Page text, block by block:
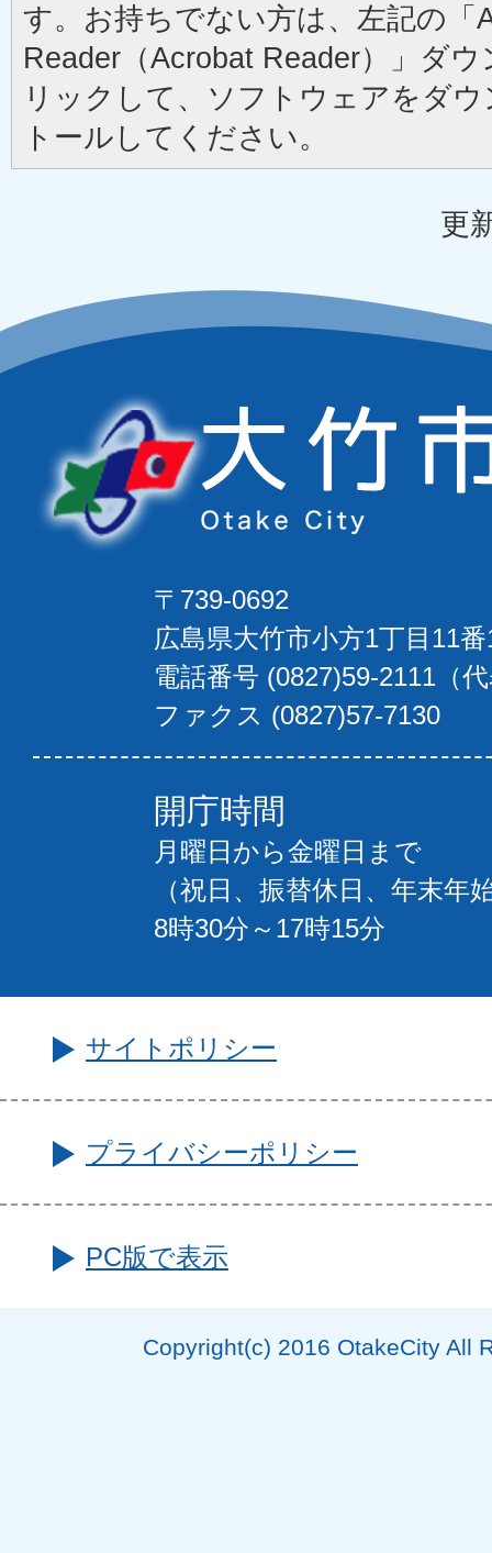
す。お持ちでない方は、左記の「
Reader（Acrobat Reader）」ダ
リックして、ソフトウェアをダ
トールしてください。
更
〒739-0692
広島県大竹市小方1丁目11
電話番号 (0827)59-2111（
ファクス (0827)57-7130
開庁時間
月曜日から金曜日まで
（祝日、振替休日、年末年
8時30分～17時15分
サイトポリシー
プライバシーポリシー
PC版で表示
Copyright(c) 2016 OtakeCity All